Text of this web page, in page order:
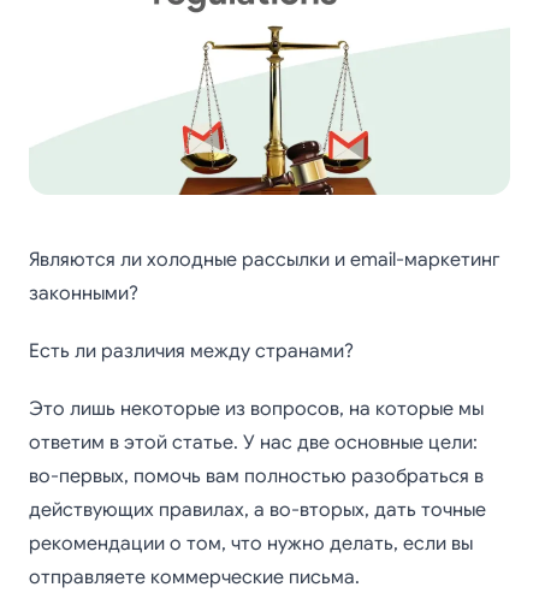
Являются ли холодные рассылки и email-маркетинг
законными?
Есть ли различия между странами?
Это лишь некоторые из вопросов, на которые мы
ответим в этой статье. У нас две основные цели:
во-первых, помочь вам полностью разобраться в
действующих правилах, а во-вторых, дать точные
рекомендации о том, что нужно делать, если вы
отправляете коммерческие письма.